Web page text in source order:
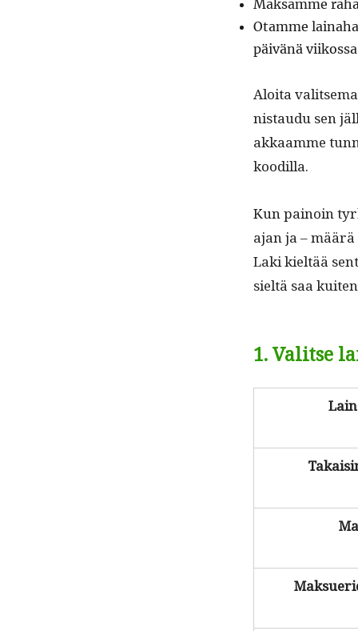
Mak­samme
Otamme
päivänä
Aloi­ta
nistaudu sen
akkaamme
koodilla.
Kun pain­oin
ajan ja –
Laki kieltää
sieltä saa
1. Valitse